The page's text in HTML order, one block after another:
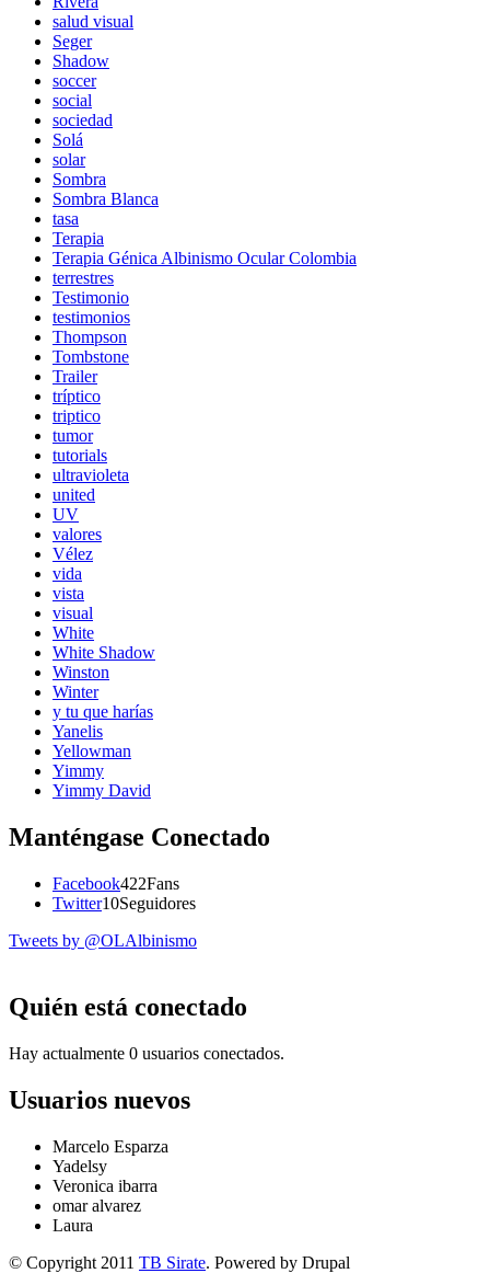
salud visual
Seger
Shadow
soccer
social
sociedad
Solá
solar
Sombra
Sombra Blanca
tasa
Terapia
Terapia Génica Albinismo Ocular Colombia
terrestres
Testimonio
testimonios
Thompson
Tombstone
Trailer
tríptico
triptico
tumor
tutorials
ultravioleta
united
UV
valores
Vélez
vida
vista
visual
White
White Shadow
Winston
Winter
y tu que harías
Yanelis
Yellowman
Yimmy
Yimmy David
Manténgase Conectado
Facebook422Fans
Twitter10Seguidores
Tweets by @OLAlbinismo
Quién está conectado
Hay actualmente 0 usuarios conectados.
Usuarios nuevos
Marcelo Esparza
Yadelsy
Veronica ibarra
omar alvarez
Laura
© Copyright 2011 TB Sirate. Powered by Drupal